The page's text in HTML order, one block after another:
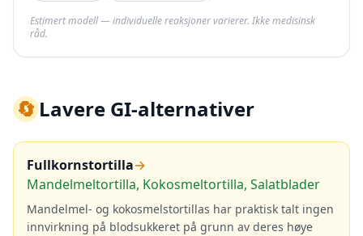
Estimert modell — individuelle reaksjoner varierer. Ikke medisinsk
råd.
🔄Lavere GI-alternativer
Fullkornstortilla→
Mandelmeltortilla, Kokosmeltortilla, Salatblader
Mandelmel- og kokosmelstortillas har praktisk talt ingen
innvirkning på blodsukkeret på grunn av deres høye